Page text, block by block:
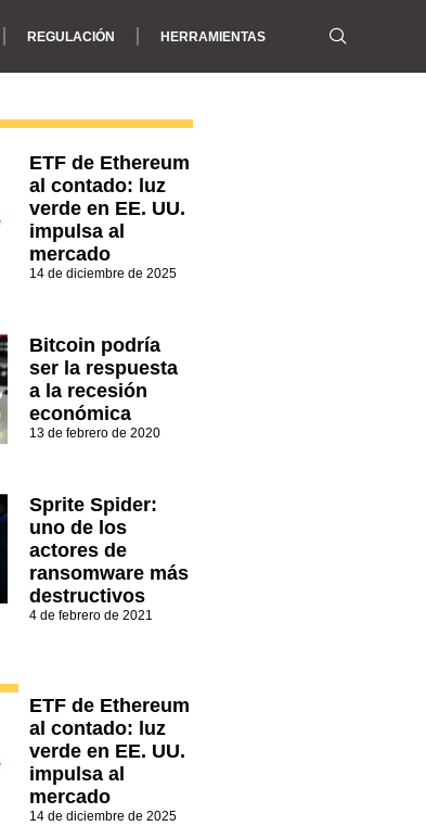
REGULACIÓN HERRAMIENTAS
ETF de Ethereum
al contado: luz
verde en EE. UU.
impulsa al
mercado
14 de diciembre de 2025
Bitcoin podría
ser la respuesta
a la recesión
económica
13 de febrero de 2020
Sprite Spider:
uno de los
actores de
ransomware más
destructivos
4 de febrero de 2021
ETF de Ethereum
al contado: luz
verde en EE. UU.
impulsa al
mercado
14 de diciembre de 2025